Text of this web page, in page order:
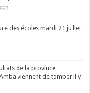
des écoles mardi 21 juillet
de la province
viennent de tomber il y